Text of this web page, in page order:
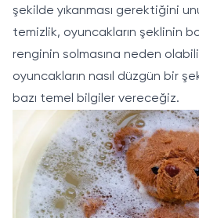
şekilde yıkanması gerektiğini
temizlik, oyuncakların şeklinin
renginin solmasına neden
oyuncakların nasıl düzgün bir
bazı temel bilgiler vereceğiz.